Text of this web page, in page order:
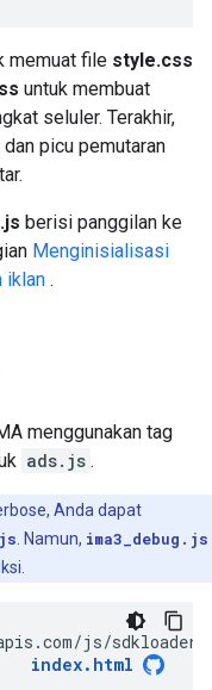
memuat file style.css
untuk membuat
seluler. Terakhir,
picu pemutaran
berisi panggilan ke
Menginisialisasi
iklan .
menggunakan tag
ads.js .
Anda dapat
. Namun, ima3_debug.js
js/
index.html